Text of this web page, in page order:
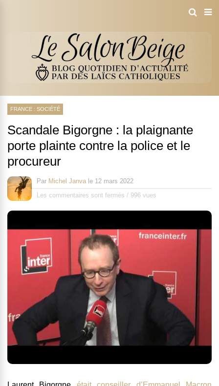
FRANCE : SOCIÉTÉ
Scandale Bigorgne : la plaignante
porte plainte contre la police et le
procureur
Par Michel Janva le 12 mars 2022
Les commentaires sont fermés / 996 vues